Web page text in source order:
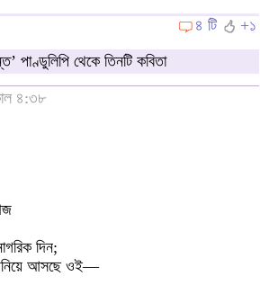
৪ টি
+১
পাণ্ডুলিপি থেকে তিনটি কবিতা
৪:৩৮
দিন;
আসছে ওই—